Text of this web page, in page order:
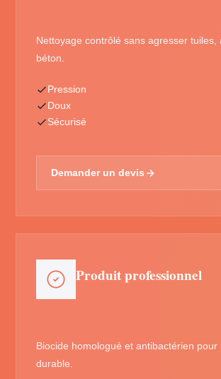
Nettoyage contrôlé sans agresser tuiles,
béton.
Pression
Doux
Sécurisé
Demander un devis
Produit professionnel
Biocide homologué et antibactérien pour
durable.